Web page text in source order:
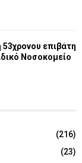
επιβάτη
Νοσοκομείο
(216)
(23)